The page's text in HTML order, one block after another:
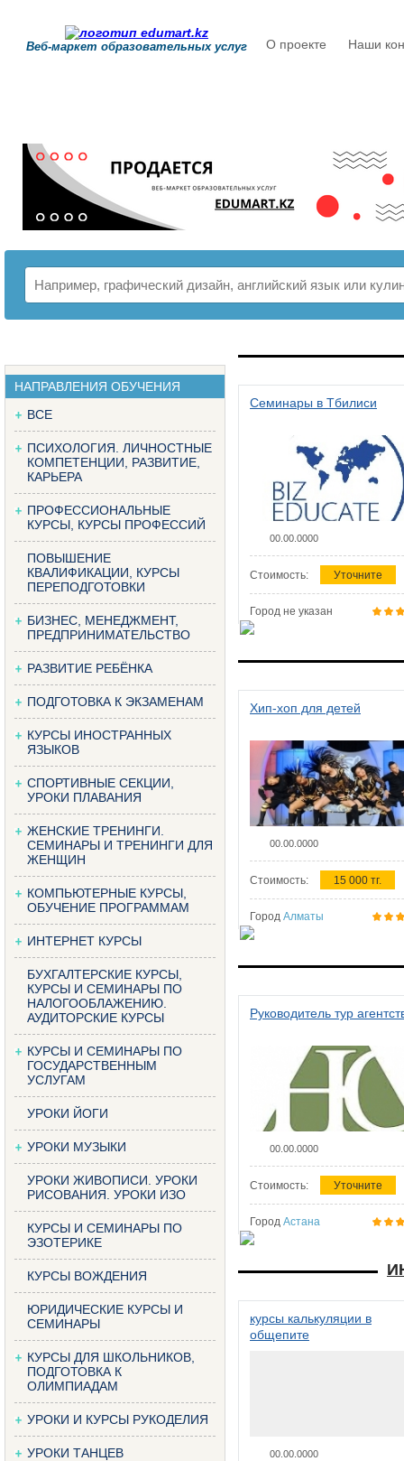
Веб-маркет образовательных услуг О проекте Наши
НАПРАВЛЕНИЯ ОБУЧЕНИЯ
ВСЕ
ПСИХОЛОГИЯ. ЛИЧНОСТНЫЕ
КОМПЕТЕНЦИИ, РАЗВИТИЕ,
КАРЬЕРА
ПРОФЕССИОНАЛЬНЫЕ
КУРСЫ, КУРСЫ ПРОФЕССИЙ
ПОВЫШЕНИЕ
КВАЛИФИКАЦИИ, КУРСЫ
ПЕРЕПОДГОТОВКИ
БИЗНЕС, МЕНЕДЖМЕНТ,
ПРЕДПРИНИМАТЕЛЬСТВО
РАЗВИТИЕ РЕБЁНКА
ПОДГОТОВКА К ЭКЗАМЕНАМ
КУРСЫ ИНОСТРАННЫХ
ЯЗЫКОВ
СПОРТИВНЫЕ СЕКЦИИ,
УРОКИ ПЛАВАНИЯ
ЖЕНСКИЕ ТРЕНИНГИ.
СЕМИНАРЫ И ТРЕНИНГИ ДЛЯ
ЖЕНЩИН
КОМПЬЮТЕРНЫЕ КУРСЫ,
ОБУЧЕНИЕ ПРОГРАММАМ
ИНТЕРНЕТ КУРСЫ
БУХГАЛТЕРСКИЕ КУРСЫ,
КУРСЫ И СЕМИНАРЫ ПО
НАЛОГООБЛАЖЕНИЮ.
АУДИТОРСКИЕ КУРСЫ
КУРСЫ И СЕМИНАРЫ ПО
ГОСУДАРСТВЕННЫМ
УСЛУГАМ
УРОКИ ЙОГИ
УРОКИ МУЗЫКИ
УРОКИ ЖИВОПИСИ. УРОКИ
РИСОВАНИЯ. УРОКИ ИЗО
КУРСЫ И СЕМИНАРЫ ПО
ЭЗОТЕРИКЕ
КУРСЫ ВОЖДЕНИЯ
ЮРИДИЧЕСКИЕ КУРСЫ И
СЕМИНАРЫ
КУРСЫ ДЛЯ ШКОЛЬНИКОВ,
ПОДГОТОВКА К
ОЛИМПИАДАМ
УРОКИ И КУРСЫ РУКОДЕЛИЯ
УРОКИ ТАНЦЕВ
Семинары в Тбилиси
00.00.0000
Стоимость: Уточните
Город не указан
Хип-хоп для детей
00.00.0000
Стоимость: 15 000 тг.
Город Алматы
Руководитель тур
00.00.0000
Стоимость: Уточните
Город Астана
курсы калькуляции в
общепите
00.00.0000